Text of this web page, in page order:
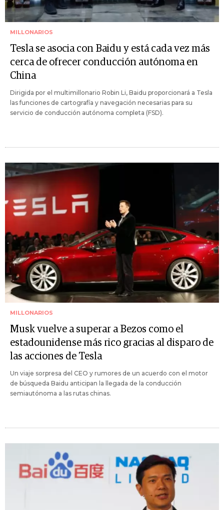
MILLONARIOS
Tesla se asocia con Baidu y está cada vez más
cerca de ofrecer conducción autónoma en
China
Dirigida por el multimillonario Robin Li, Baidu proporcionará a Tesla
las funciones de cartografía y navegación necesarias para su
servicio de conducción autónoma completa (FSD).
MILLONARIOS
Musk vuelve a superar a Bezos como el
estadounidense más rico gracias al disparo de
las acciones de Tesla
Un viaje sorpresa del CEO y rumores de un acuerdo con el motor
de búsqueda Baidu anticipan la llegada de la conducción
semiautónoma a las rutas chinas.